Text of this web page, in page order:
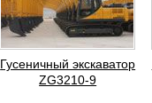
Гусеничный экскаватор
ZG3210-9